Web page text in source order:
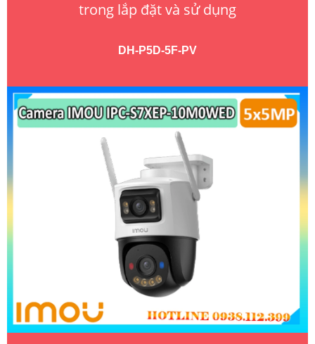
trong lắp đặt và sử dụng
DH-P5D-5F-PV